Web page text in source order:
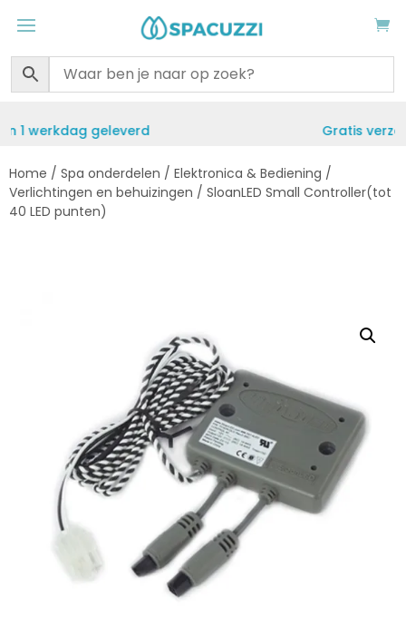
Gratis verzending vanaf €50
Home / Spa onderdelen / Elektronica & Bediening /
Verlichtingen en behuizingen / SloanLED Small Controller(tot
40 LED punten)